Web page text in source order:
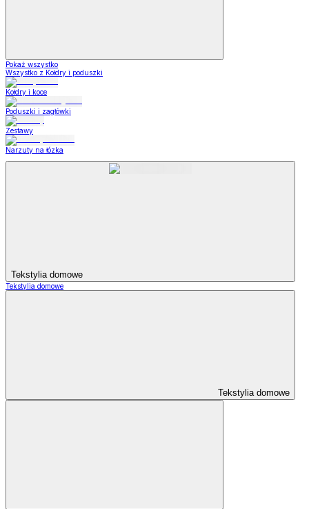
Pokaż wszystko
Wszystko z Kołdry i poduszki
Kołdry i koce
Poduszki i zagłówki
Zestawy
Narzuty na łózka
Tekstylia domowe
Tekstylia domowe
Tekstylia domowe